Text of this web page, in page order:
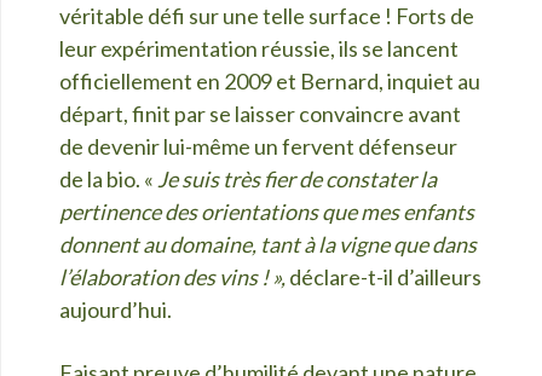
véritable défi sur une telle surface ! Forts de
leur expérimentation réussie, ils se lancent
officiellement en 2009 et Bernard, inquiet au
départ, finit par se laisser convaincre avant
de devenir lui-même un fervent défenseur
de la bio. « Je suis très fier de constater la
pertinence des orientations que mes enfants
donnent au domaine, tant à la vigne que dans
l’élaboration des vins ! »,déclare-t-il d’ailleurs
aujourd’hui.